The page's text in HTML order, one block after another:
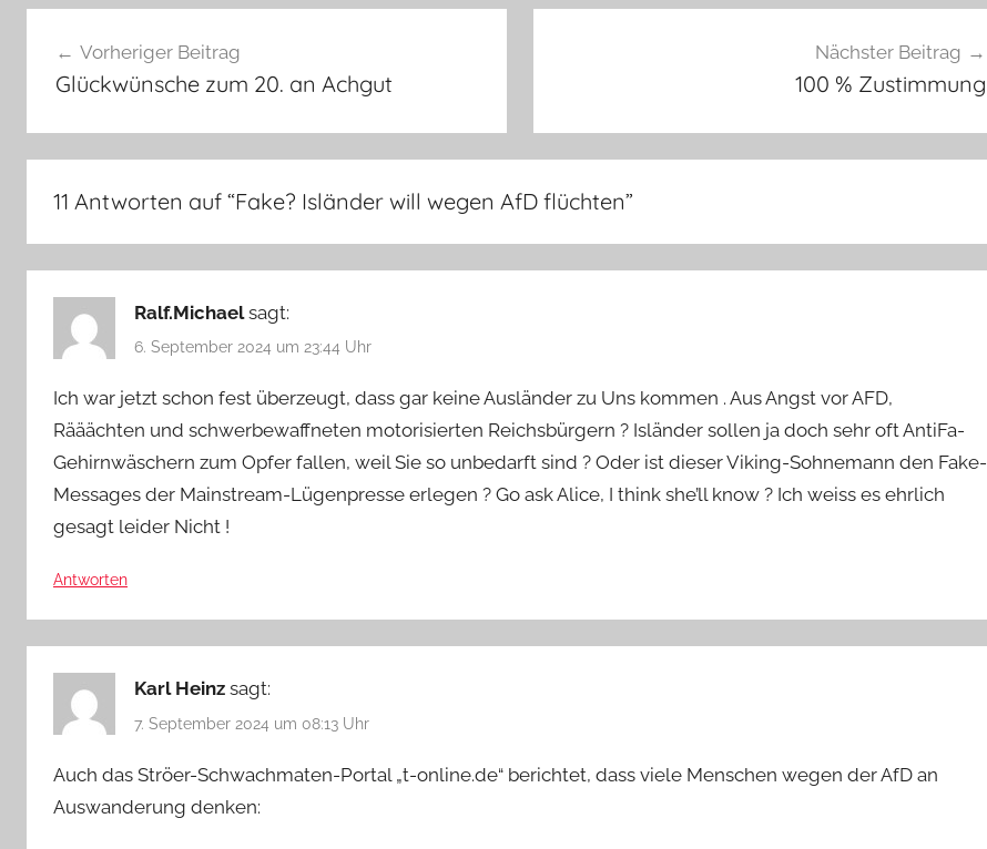
Vorheriger Beitrag
Glückwünsche zum 20. an Achgut
Nächster Beitrag
100 % Zustimmung
11 Antworten auf “Fake? Isländer will wegen AfD flüchten”
Ralf.Michael sagt:
6. September 2024 um 23:44 Uhr
Ich war jetzt schon fest überzeugt, dass gar keine Ausländer zu Uns kommen . Aus Angst vor AFD,
Rääächten und schwerbewaffneten motorisierten Reichsbürgern ? Isländer sollen ja doch sehr oft AntiFa-
Gehirnwäschern zum Opfer fallen, weil Sie so unbedarft sind ? Oder ist dieser Viking-Sohnemann den Fake-
Messages der Mainstream-Lügenpresse erlegen ? Go ask Alice, I think she’ll know ? Ich weiss es ehrlich
gesagt leider Nicht !
Antworten
Karl Heinz sagt:
7. September 2024 um 08:13 Uhr
Auch das Ströer-Schwachmaten-Portal „t-online.de“ berichtet, dass viele Menschen wegen der AfD an
Auswanderung denken: